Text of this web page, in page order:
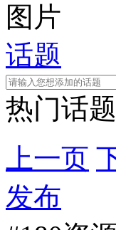
图片
话题
热门话题
上一页
发布